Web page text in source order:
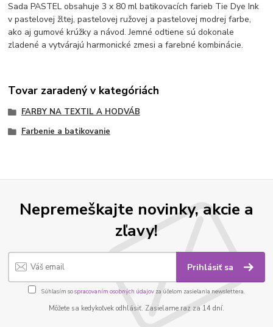
Sada PASTEL obsahuje 3 x 80 ml batikovacích farieb Tie Dye Ink
v pastelovej žltej, pastelovej ružovej a pastelovej modrej farbe,
ako aj gumové krúžky a návod. Jemné odtiene sú dokonale
zladené a vytvárajú harmonické zmesi a farebné kombinácie.
Tovar zaradený v kategóriách
FARBY NA TEXTIL A HODVÁB
Farbenie a batikovanie
Nepremeškajte novinky, akcie a
zľavy!
Prihlásiť sa
Súhlasím sospracovaním osobných údajov za účelom zasielania newslettera.
Môžete sa kedykoľvek odhlásiť. Zasielame raz za 14 dní.